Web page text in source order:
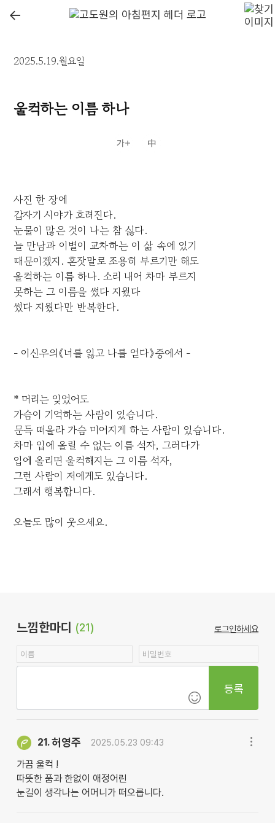
←
2025.5.19.월요일
울컥하는 이름 하나
사진 한 장에
갑자기 시야가 흐려진다.
눈물이 많은 것이 나는 참 싫다.
늘 만남과 이별이 교차하는 이 삶 속에 있기
때문이겠지. 혼잣말로 조용히 부르기만 해도
울컥하는 이름 하나. 소리 내어 차마 부르지
못하는 그 이름을 썼다 지웠다
썼다 지웠다만 반복한다.
- 이신우의《너를 잃고 나를 얻다》중에서 -
* 머리는 잊었어도
가슴이 기억하는 사람이 있습니다.
문득 떠올라 가슴 미어지게 하는 사람이 있습니다.
차마 입에 올릴 수 없는 이름 석자, 그러다가
입에 올리면 울컥해지는 그 이름 석자,
그런 사람이 저에게도 있습니다.
그래서 행복합니다.
오늘도 많이 웃으세요.
느낌한마디 (21) 로그인하세요
등록
21.허영주 2025.05.23 09:43
가끔 울컥 !
따뜻한 품과 한없이 애정어린
눈길이 생각나는 어머니가 떠오릅니다.